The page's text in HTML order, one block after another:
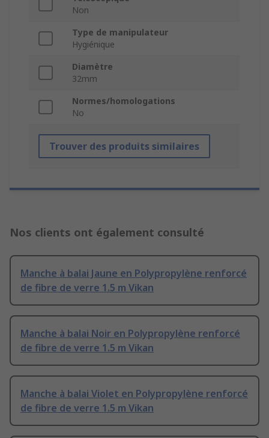
Non
Type de manipulateur
Hygiénique
Diamètre
32mm
Normes/homologations
No
Trouver des produits similaires
Nos clients ont également consulté
Manche à balai Jaune en Polypropylène renforcé
de fibre de verre 1.5 m Vikan
Manche à balai Noir en Polypropylène renforcé
de fibre de verre 1.5 m Vikan
Manche à balai Violet en Polypropylène renforcé
de fibre de verre 1.5 m Vikan